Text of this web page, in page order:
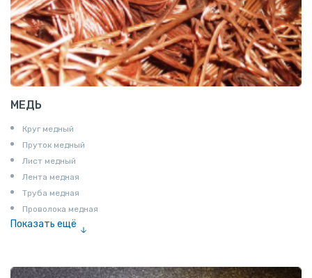
МЕДЬ
Круг медный
Пруток медный
Лист медный
Лента медная
Труба медная
Проволока медная
Показать ещё